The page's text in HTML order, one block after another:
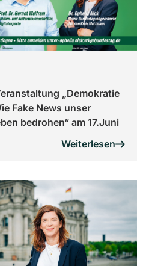
„Demokratie
Fake News unser
bedrohen“ am 17.Juni
Weiterlesen